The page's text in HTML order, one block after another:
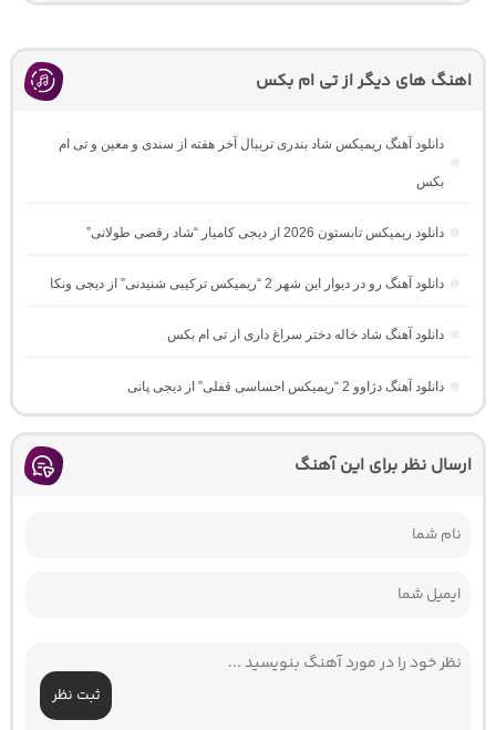
اهنگ های دیگر از تی ام بکس
دانلود آهنگ ریمیکس شاد بندری تریبال آخر هفته از سندی و معین و تی ام
بکس
دانلود ریمیکس تابستون 2026 از دیجی کامیار “شاد رقصی طولانی”
دانلود آهنگ رو در دیوار این شهر 2 “ریمیکس ترکیبی شنیدنی” از دیجی ونکا
دانلود آهنگ شاد خاله دختر سراغ داری از تی ام بکس
دانلود آهنگ دژاوو 2 “ریمیکس احساسی قفلی” از دیجی پانی
ارسال نظر برای این آهنگ
ثبت نظر